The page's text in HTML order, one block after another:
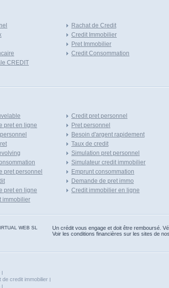
CREDIT
Rachat de Credit
Credit Immobilier
Pret Immobilier
Credit Consommation
pret en ligne
pret personnel
pret en ligne
immobilier
Credit pret personnel
Pret personnel
Besoin d'argent rapidement
Taux de credit
Simulation pret personnel
Simulateur credit immobilier
Emprunt consommation
Demande de pret immo
Credit immobilier en ligne
WEB SL
Un crédit vous engage et doit être remboursé.
Voir les conditions financières sur les sites de
de credit immobilier